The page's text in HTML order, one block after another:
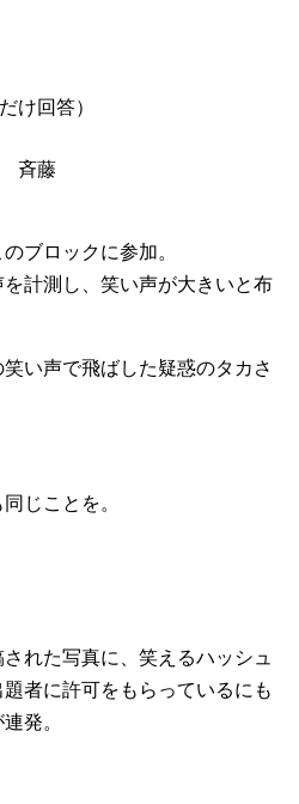
け回答）
斉藤
ブロックに参加。
計測し、笑い声が大きいと布
い声で飛ばした疑惑のタカさ
じことを。
れた写真に、笑えるハッシュ
者に許可をもらっているにも
発。